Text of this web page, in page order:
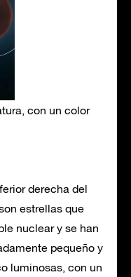
con un color
derecha del
estrellas que
nuclear y se han
pequeño y
luminosas, con un